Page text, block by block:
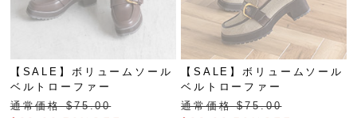
【SALE】ボリュームソール
ベルトローファー
通常価格 $‌75.00
【SALE】ボリュームソール
ベルトローファー
通常価格 $‌75.00